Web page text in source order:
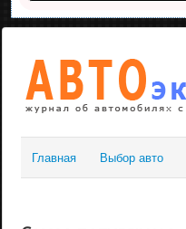
Главная Выбор авто